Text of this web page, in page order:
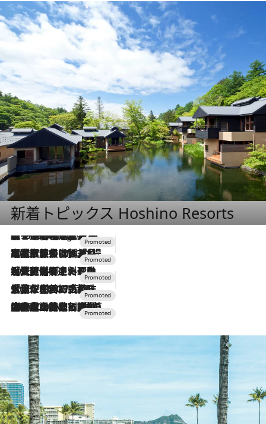
新着トピックス Hoshino Resorts
6 Hours Ago
【トンボの足水浴】ヒノキの香りに包まれて涼感マックス！約13℃の湧水かけ流しを避暑地「星野温泉 トンボの湯」で体験
2026.7.31
【ホテル帰省】という選択肢をOMOが提案。家族とほどよい距離を保つには「昼は実家、夜は気兼ねなくホテルで！」
2026.7.24
【夏限定ディナーコース】旬を迎える稚鮎や花ズッキーニなどをイタリア・トスカーナの郷土料理の手法で満喫！
2026.7.17
「土佐和ハーブかき氷」がOMO7高知に登場！生姜、山椒、大葉など目にも舌にも涼を呼ぶ郷土の味
2026.7.10
NEW OPEN！【界 草津】名湯の地に誕生。趣の異なる2種の温泉と上州ならではの会席・蕎麦割烹など美食を味わう究極の癒やし旅